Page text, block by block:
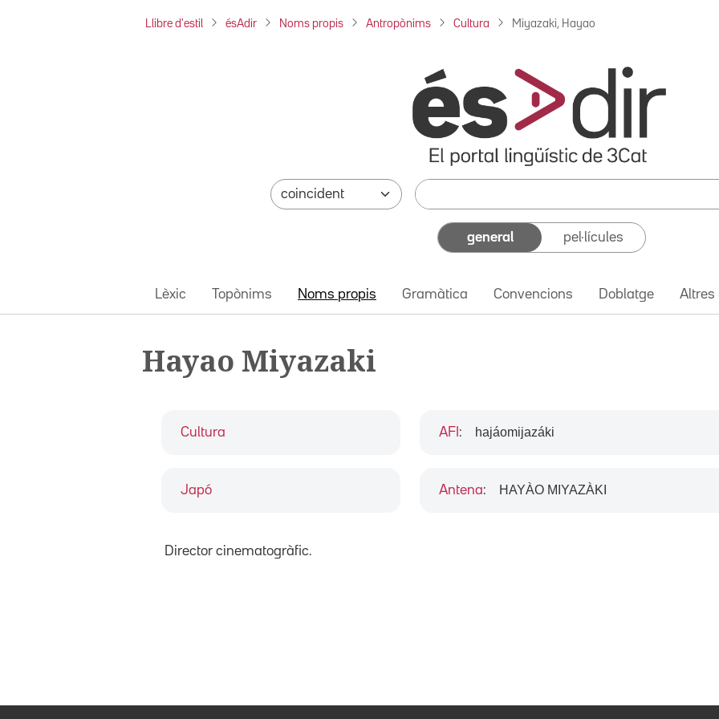
Llibre d'estil ésAdir Noms propis Antropònims Cultura Miyazaki, Hayao
general pel·lícules
Lèxic Topònims Noms propis Gramàtica Convencions Doblatge Altres
Hayao Miyazaki
Cultura
Japó
AFI : hajáomijazáki
Antena: HAYÀO MIYAZÀKI
Director cinematogràfic.